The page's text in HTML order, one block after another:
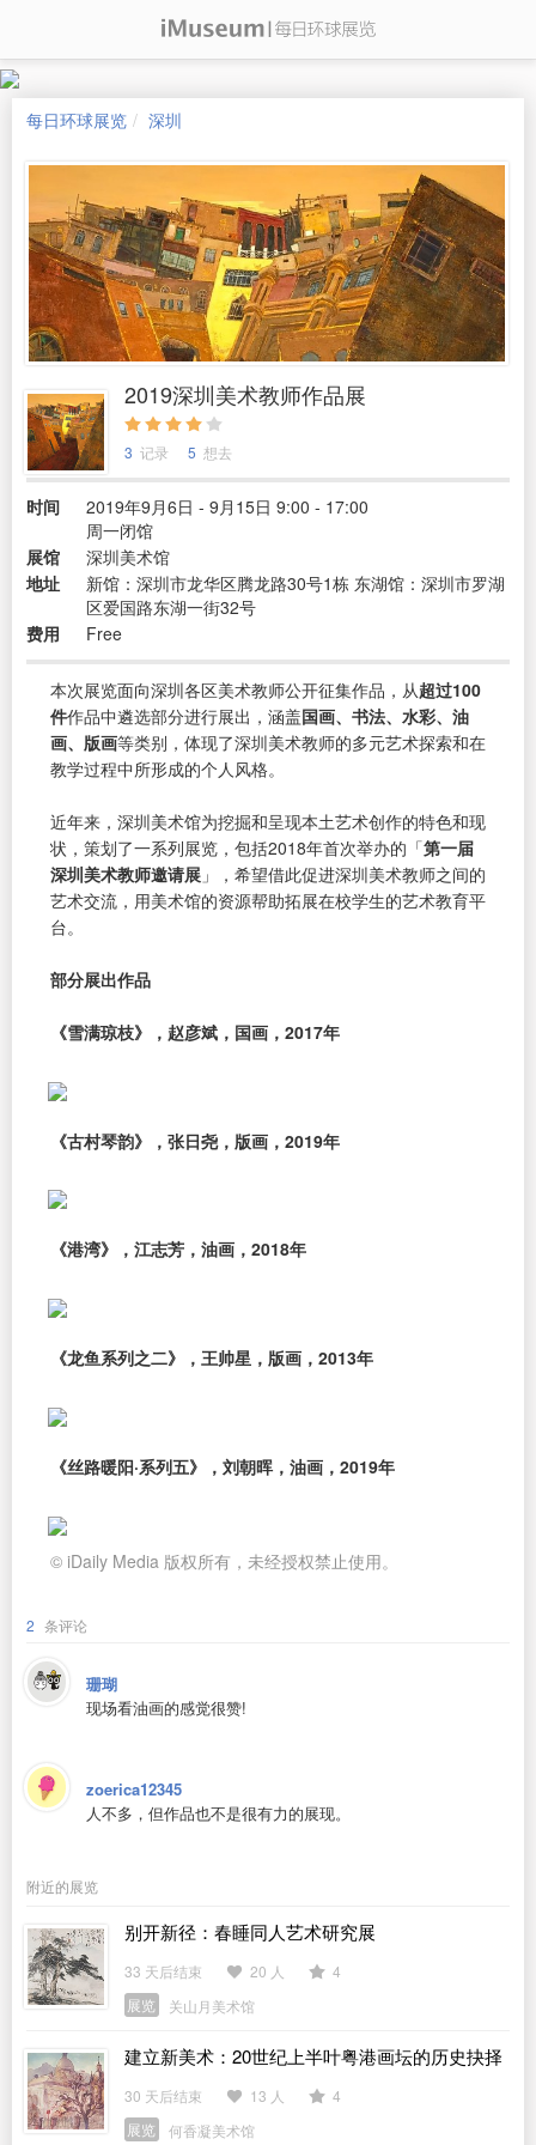
每日环球展览 深圳
2019深圳美术教师作品展
3 记录 5 想去
时间
2019年9月6日 - 9月15日 9:00 - 17:00
周一闭馆
展馆
深圳美术馆
地址
新馆：深圳市龙华区腾龙路30号1栋 东湖馆：深圳市罗湖
区爱国路东湖一街32号
费用
Free
本次展览面向深圳各区美术教师公开征集作品，从超过100
件作品中遴选部分进行展出，涵盖国画、书法、水彩、油
画、版画等类别，体现了深圳美术教师的多元艺术探索和在
教学过程中所形成的个人风格。
近年来，深圳美术馆为挖掘和呈现本土艺术创作的特色和现
状，策划了一系列展览，包括2018年首次举办的「第一届
深圳美术教师邀请展 」，希望借此促进深圳美术教师之间的
艺术交流，用美术馆的资源帮助拓展在校学生的艺术教育平
台。
部分展出作品
《雪满琼枝》，赵彦斌，国画，2017年
《古村琴韵》，张日尧，版画，2019年
《港湾》，江志芳，油画，2018年
《龙鱼系列之二》，王帅星，版画，2013年
《丝路暖阳·系列五》，刘朝晖，油画，2019年
© iDaily Media 版权所有，未经授权禁止使用。
2 条评论
珊瑚
现场看油画的感觉很赞!
zoerica12345
人不多，但作品也不是很有力的展现。
附近的展览
别开新径：春睡同人艺术研究展
33 天后结束 20 人
4
展览
关山月美术馆
建立新美术：20世纪上半叶粤港画坛的历史抉择
30 天后结束 13 人
4
展览
何香凝美术馆